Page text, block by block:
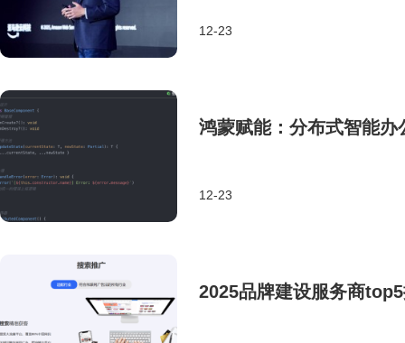
12-23
鸿蒙赋能：分布式智能
12-23
2025品牌建设服务商